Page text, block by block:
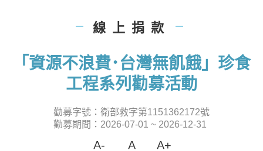
| 線上捐款 |
「資源不浪費･台灣無飢餓」珍食
工程系列勸募活動
勸募字號：衛部救字第1151362172號
勸募期間：2026-07-01 ~ 2026-12-31
A- A A+